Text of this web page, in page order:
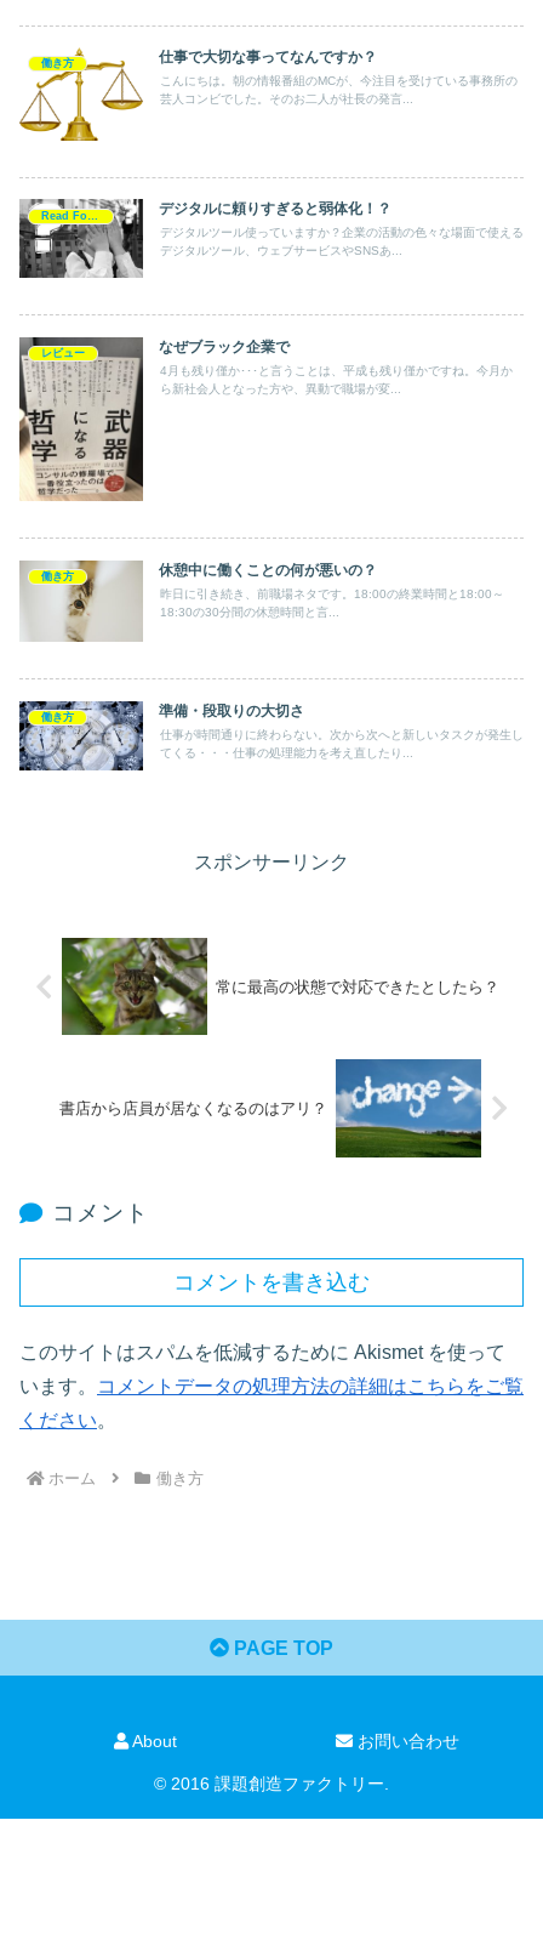
働き方 仕事で大切な事ってなんですか？
こんにちは。朝の情報番組のMCが、今注目を受けている事務所の
芸人コンビでした。そのお二人が社長の発言...
デジタルに頼りすぎると弱体化！？
デジタルツール使っていますか？企業の活動の色々な場面で使える
デジタルツール、ウェブサービスやSNSあ...
レビュー なぜブラック企業で
4月も残り僅か･･･と言うことは、平成も残り僅かですね。今月か
ら新社会人となった方や、異動で職場が変...
働き方 休憩中に働くことの何が悪いの？
昨日に引き続き、前職場ネタです。18:00の終業時間と18:00～
18:30の30分間の休憩時間と言...
働き方 準備・段取りの大切さ
仕事が時間通りに終わらない。次から次へと新しいタスクが発生し
てくる・・・仕事の処理能力を考え直したり...
スポンサーリンク
常に最高の状態で対応できたとしたら？
書店から店員が居なくなるのはアリ？
コメント
コメントを書き込む
このサイトはスパムを低減するために Akismet を使って
います。
コメントデータの処理方法の詳細はこちらをご覧
ください。
ホーム 働き方
PAGE TOP
About お問い合わせ
© 2016 課題創造ファクトリー.